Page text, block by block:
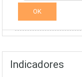
Indicadores